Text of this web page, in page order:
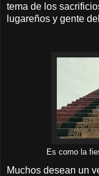
tema de los
lugareños y gente
Es como la
Muchos desean un